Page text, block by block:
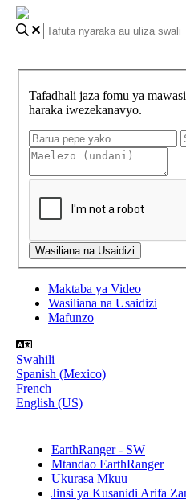
Tafadhali jaza fomu ya
haraka iwezekanavyo.
Maktaba ya Video
Wasiliana na Usaidizi
Mafunzo
Swahili
Spanish (Mexico)
French
English (US)
EarthRanger - SW
Mtandao EarthRanger
Ukurasa Mkuu
Jinsi ya Kusanidi Arifa